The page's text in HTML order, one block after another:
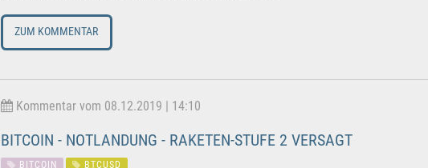
ZUM KOMMENTAR
Kommentar vom 08.12.2019 | 14:10
BITCOIN - NOTLANDUNG - RAKETEN-STUFE 2 VERSAGT
BITCOIN BTCUSD